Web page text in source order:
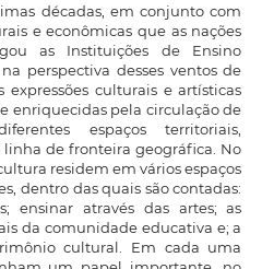
décadas, em conjunto com
e econômicas que as nações
as Instituições de Ensino
perspectiva desses ventos de
culturais e artísticas
enriquecidas pela circulação de
espaços territoriais,
de fronteira geográfica. No
residem em vários espaços
dentro das quais são contadas:
ensinar através das artes; as
da comunidade educativa e; a
cultural. Em cada uma